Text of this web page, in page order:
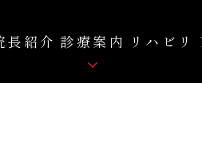
長紹介 診療案内 リハビリ